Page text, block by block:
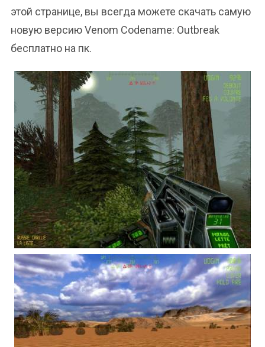
этой странице, вы всегда можете скачать самую
новую версию Venom Codename: Outbreak
бесплатно на пк.